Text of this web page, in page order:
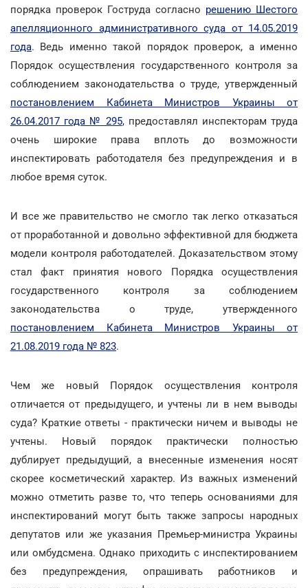
порядка проверок Гоструда согласно решению Шестого
апелляционного административного суда от 14.05.2019
года. Ведь именно такой порядок проверок, а именно
Порядок осуществления государственного контроля за
соблюдением законодательства о труде, утвержденный
постановлением Кабинета Министров Украины от
26.04.2017 года № 295, предоставлял инспекторам труда
очень широкие права вплоть до возможности
инспектировать работодателя без предупреждения и в
любое время суток.
И все же правительство не смогло так легко отказаться
от проработанной и довольно эффективной для бюджета
модели контроля работодателей. Доказательством этому
стал факт принятия нового Порядка осуществления
государственного контроля за соблюдением
законодательства о труде, утвержденного
постановлением Кабинета Министров Украины от
21.08.2019 года № 823.
Чем же новый Порядок осуществления контроля
отличается от предыдущего, и учтены ли в нем выводы
суда? Краткие ответы - практически ничем и выводы не
учтены. Новый порядок практически полностью
дублирует предыдущий, а внесенные изменения носят
скорее косметический характер. Из важных изменений
можно отметить разве то, что теперь основаниями для
инспектирований могут быть также запросы народных
депутатов или же указания Премьер-министра Украины
или омбудсмена. Однако приходить с инспектированием
без предупреждения, опрашивать работников и